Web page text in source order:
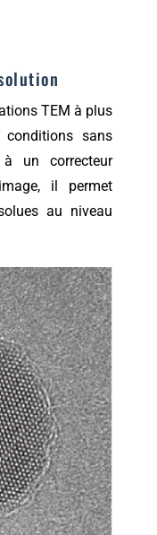
TEM à plus
sans
à un correcteur
il permet
au niveau